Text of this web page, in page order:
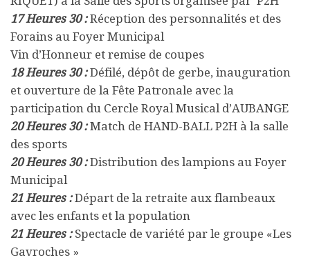
17 Heures 30 :Réception des personnalités et des
Forains au Foyer Municipal
Vin d’Honneur et remise de coupes
18 Heures 30 :Défilé, dépôt de gerbe, inauguration
et ouverture de la Fête Patronale avec la
participation du Cercle Royal Musical d’AUBANGE
20 Heures 30 :Match de HAND-BALL P2H à la salle
des sports
20 Heures 30 :Distribution des lampions au Foyer
Municipal
21 Heures :Départ de la retraite aux flambeaux
avec les enfants et la population
21 Heures :Spectacle de variété par le groupe «Les
Gavroches »